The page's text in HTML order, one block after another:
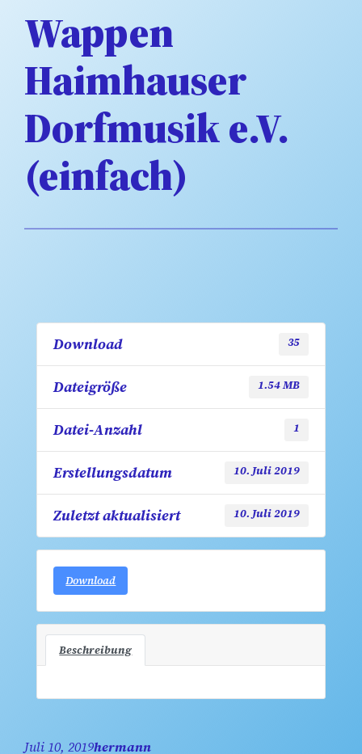
Wappen
Haimhauser
Dorfmusik e.V.
(einfach)
Download 35
Dateigröße 1.54 MB
Datei-Anzahl 1
Erstellungsdatum 10. Juli 2019
Zuletzt aktualisiert 10. Juli 2019
Download
Beschreibung
Juli 10, 2019hermann